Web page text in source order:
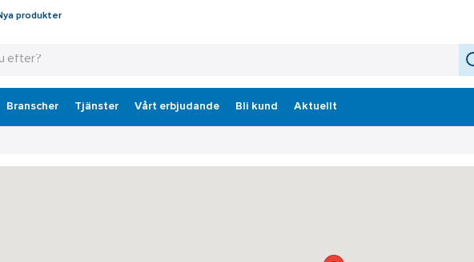
produkter
Branscher Tjänster Vårt erbjudande Bli kund Aktuellt